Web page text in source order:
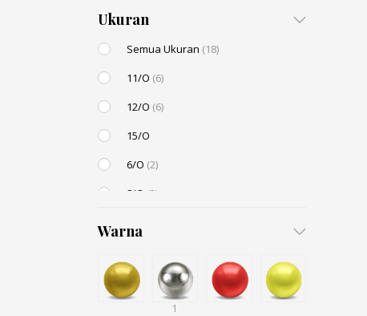
Ukuran
Semua Ukuran (18)
11/O (6)
12/O (6)
15/O
6/O (2)
8/O (2)
6mm
Warna
1